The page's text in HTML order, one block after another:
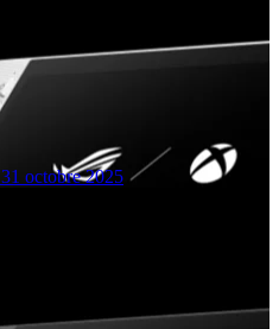
31 octobre 2025